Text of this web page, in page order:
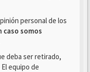
personal de los
caso somos
deba ser retirado,
El equipo de